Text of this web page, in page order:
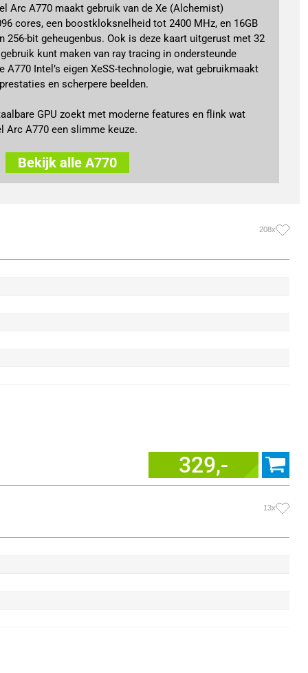
Arc A770 maakt gebruik van de Xe (Alchemist)
cores, een boostkloksnelheid tot 2400 MHz, en 16GB
256-bit geheugenbus. Ook is deze kaart uitgerust met 32
kunt maken van ray tracing in ondersteunde
A770 Intel’s eigen XeSS-technologie, wat gebruikmaakt
en scherpere beelden.
GPU zoekt met moderne features en flink wat
Arc A770 een slimme keuze.
Bekijk alle A770
208x
329,-
13x